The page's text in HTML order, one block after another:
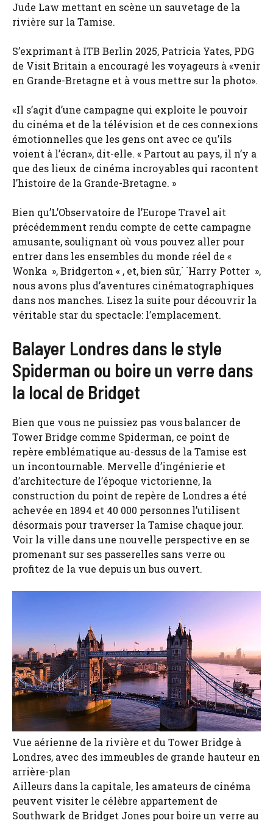
Jude Law mettant en scène un sauvetage de la
rivière sur la Tamise.
S’exprimant à ITB Berlin 2025, Patricia Yates, PDG
de Visit Britain a encouragé les voyageurs à «venir
en Grande-Bretagne et à vous mettre sur la photo».
«Il s’agit d’une campagne qui exploite le pouvoir
du cinéma et de la télévision et de ces connexions
émotionnelles que les gens ont avec ce qu’ils
voient à l’écran», dit-elle. « Partout au pays, il n’y a
que des lieux de cinéma incroyables qui racontent
l’histoire de la Grande-Bretagne. »
Bien qu’L’Observatoire de l’Europe Travel ait
précédemment rendu compte de cette campagne
amusante, soulignant où vous pouvez aller pour
entrer dans les ensembles du monde réel de «
Wonka », Bridgerton « , et, bien sûr,` `Harry Potter »,
nous avons plus d’aventures cinématographiques
dans nos manches. Lisez la suite pour découvrir la
véritable star du spectacle: l’emplacement.
Balayer Londres dans le style
Spiderman ou boire un verre dans
la local de Bridget
Bien que vous ne puissiez pas vous balancer de
Tower Bridge comme Spiderman, ce point de
repère emblématique au-dessus de la Tamise est
un incontournable. Mervelle d’ingénierie et
d’architecture de l’époque victorienne, la
construction du point de repère de Londres a été
achevée en 1894 et 40 000 personnes l’utilisent
désormais pour traverser la Tamise chaque jour.
Voir la ville dans une nouvelle perspective en se
promenant sur ses passerelles sans verre ou
profitez de la vue depuis un bus ouvert.
Vue aérienne de la rivière et du Tower Bridge à
Londres, avec des immeubles de grande hauteur en
arrière-plan
Ailleurs dans la capitale, les amateurs de cinéma
peuvent visiter le célèbre appartement de
Southwark de Bridget Jones pour boire un verre au